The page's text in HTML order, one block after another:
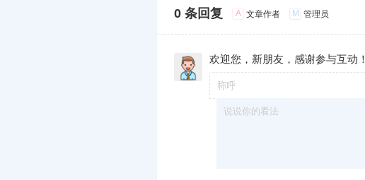
0 条回复 A 文章作者 M 管理员
欢迎您，新朋友，感谢参与互动！